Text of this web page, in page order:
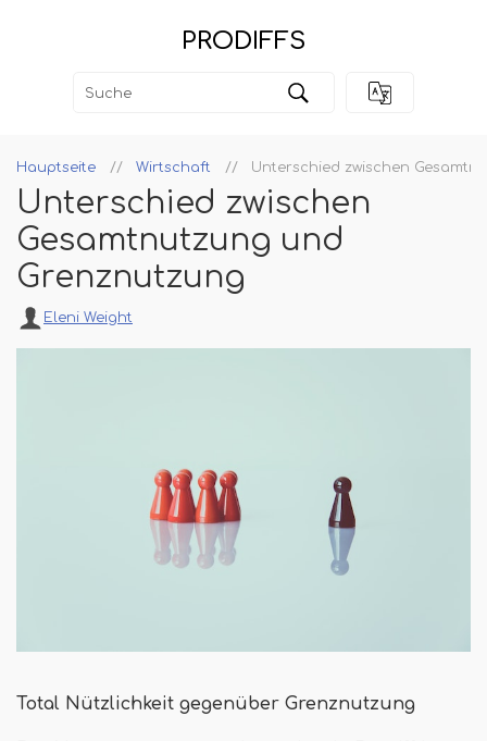
PRODIFFS
Hauptseite Wirtschaft Unterschied zwischen
Unterschied zwischen
Gesamtnutzung und
Grenznutzung
Eleni Weight
Total Nützlichkeit gegenüber Grenznutzung